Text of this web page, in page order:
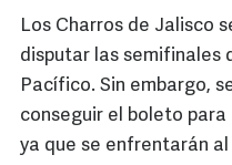
Los Charros de Jalisco
disputar las semifinales
Pacífico. Sin embargo,
conseguir el boleto
ya que se enfrentarán